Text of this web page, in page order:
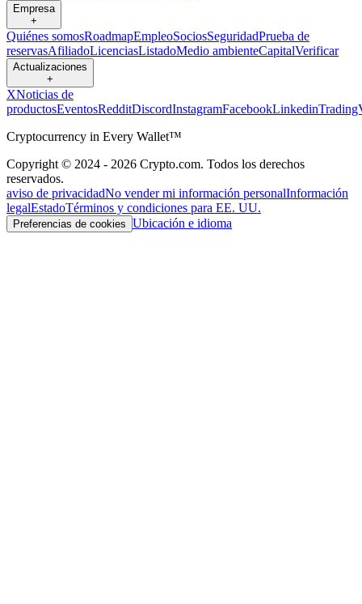
Empresa
+
Quiénes somosRoadmapEmpleoSociosSeguridadPrueba de
reservasAfiliadoLicenciasListadoMedio ambienteCapitalVerificar
Actualizaciones
+
XNoticias de
productosEventosRedditDiscordInstagramFacebookLinkedin
Cryptocurrency in Every Wallet™
Copyright © 2024 - 2026 Crypto.com. Todos los derechos
reservados.
aviso de privacidadNo vender mi información personalInformación
legalEstadoTérminos y condiciones para EE. UU.
Preferencias de cookies Ubicación e idioma